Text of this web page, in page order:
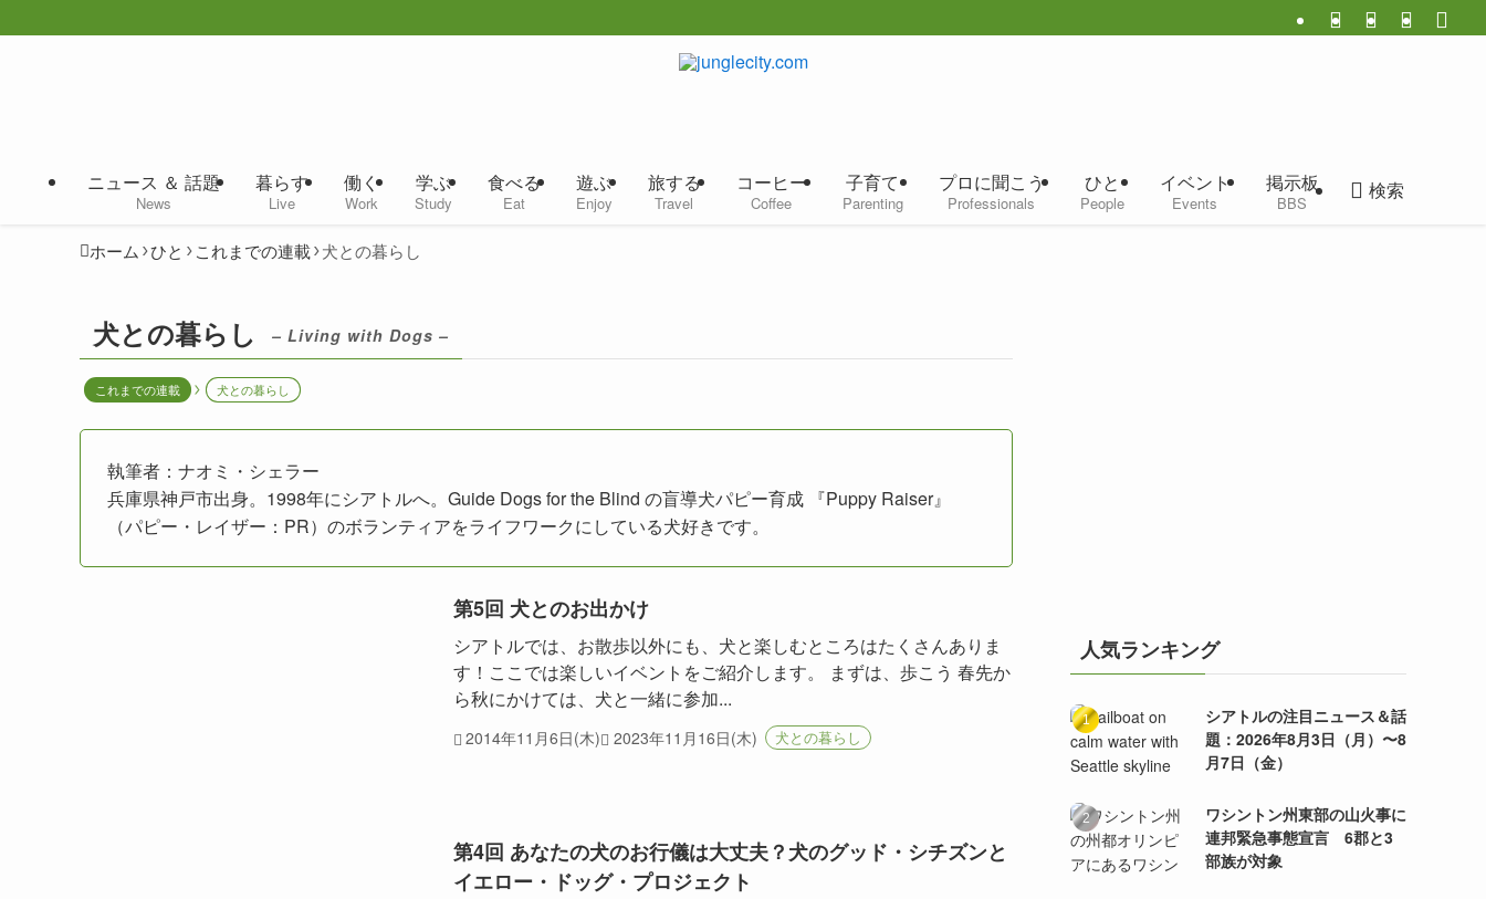
ニュース ＆ 話題
News
暮らす
Live
働く
Work
学ぶ
Study
食べる
Eat
遊ぶ
Enjoy
旅する
Travel
コーヒー
Coffee
子育て
Parenting
プロに聞こう
Professionals
ひと
People
イベント
Events
掲示板
BBS
検索
ホーム ひと これまでの連載 犬との暮らし
犬との暮らし – Living with Dogs –
これまでの連載 犬との暮らし
執筆者：ナオミ・シェラー
兵庫県神戸市出身。1998年にシアトルへ。Guide Dogs for the Blind の盲導犬パピー育成 『Puppy Raiser』
（パピー・レイザー：PR）のボランティアをライフワークにしている犬好きです。
第5回 犬とのお出かけ
シアトルでは、お散歩以外にも、犬と楽しむところはたくさんありま
す！ここでは楽しいイベントをご紹介します。 まずは、歩こう 春先か
ら秋にかけては、犬と一緒に参加...
2014年11月6日(木) 2023年11月16日(木) 犬との暮らし
第4回 あなたの犬のお行儀は大丈夫？犬のグッド・シチズンと
イエロー・ドッグ・プロジェクト
人気ランキング
シアトルの注目ニュース＆話
題：2026年8月3日（月）〜8
月7日（金）
ワシントン州東部の山火事に
連邦緊急事態宣言 6郡と3
部族が対象